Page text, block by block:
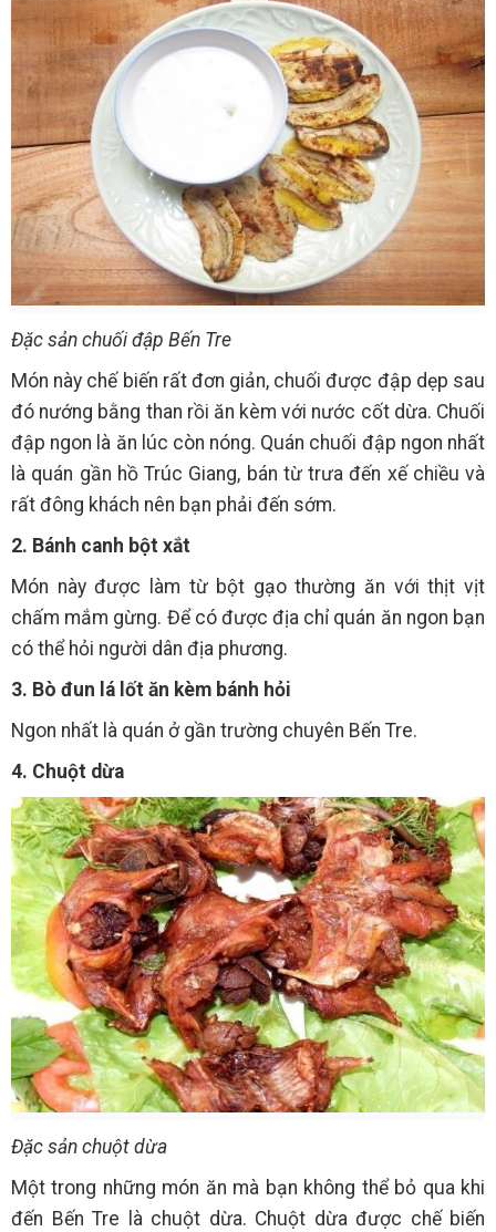
Đặc sản chuối đập Bến Tre
Món này chế biến rất đơn giản, chuối được đập dẹp sau
đó nướng bằng than rồi ăn kèm với nước cốt dừa. Chuối
đập ngon là ăn lúc còn nóng. Quán chuối đập ngon nhất
là quán gần hồ Trúc Giang, bán từ trưa đến xế chiều và
rất đông khách nên bạn phải đến sớm.
2. Bánh canh bột xắt
Món này được làm từ bột gạo thường ăn với thịt vịt
chấm mắm gừng. Để có được địa chỉ quán ăn ngon bạn
có thể hỏi người dân địa phương.
3. Bò đun lá lốt ăn kèm bánh hỏi
Ngon nhất là quán ở gần trường chuyên Bến Tre.
4. Chuột dừa
Đặc sản chuột dừa
Một trong những món ăn mà bạn không thể bỏ qua khi
đến Bến Tre là chuột dừa. Chuột dừa được chế biến